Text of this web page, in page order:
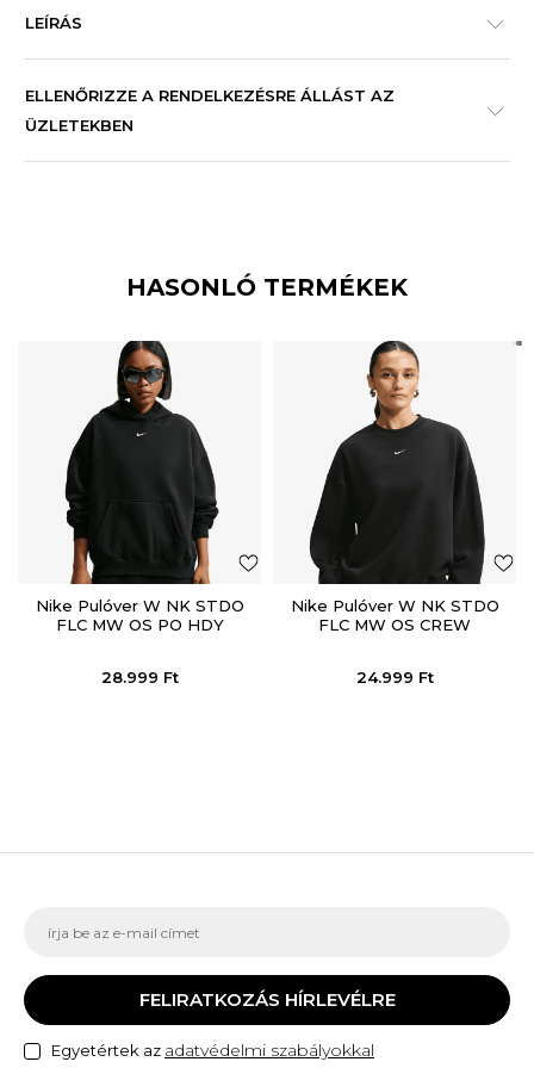
LEÍRÁS
ELLENŐRIZZE A RENDELKEZÉSRE ÁLLÁST AZ
ÜZLETEKBEN
HASONLÓ TERMÉKEK
Nike Pulóver W NK STDO
FLC MW OS PO HDY
28.999 Ft
Nike Pulóver W NK STDO
FLC MW OS CREW
24.999 Ft
FELIRATKOZÁS HÍRLEVÉLRE
Egyetértek az adatvédelmi szabályokkal